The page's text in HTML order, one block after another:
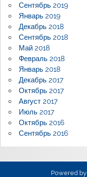
Сентябрь 2019
Январь 2019
Декабрь 2018
Сентябрь 2018
Май 2018
Февраль 2018
Январь 2018
Декабрь 2017
Октябрь 2017
Август 2017
Июль 2017
Октябрь 2016
Сентябрь 2016
Powered by